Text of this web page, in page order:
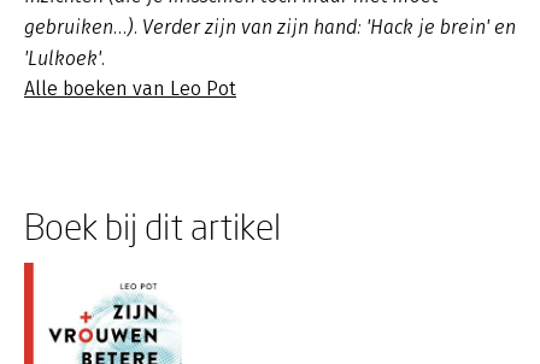
gebruiken…). Verder zijn van zijn hand: 'Hack je brein' en
'Lulkoek'.
Alle boeken van Leo Pot
Boek bij dit artikel